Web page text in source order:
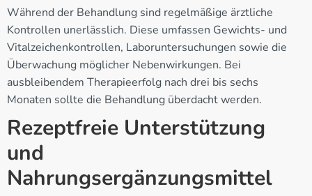
Während der Behandlung sind regelmäßige ärztliche
Kontrollen unerlässlich. Diese umfassen Gewichts- und
Vitalzeichenkontrollen, Laboruntersuchungen sowie die
Überwachung möglicher Nebenwirkungen. Bei
ausbleibendem Therapieerfolg nach drei bis sechs
Monaten sollte die Behandlung überdacht werden.
Rezeptfreie Unterstützung
und
Nahrungsergänzungsmittel